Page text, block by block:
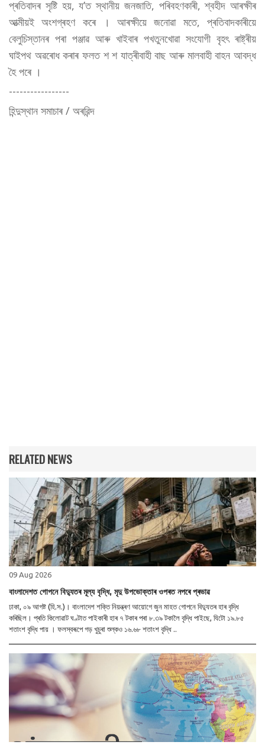
প্ৰতিবাদৰ সৃষ্টি হয়, য’ত স্থানীয় জনজাতি, পৰিবহণকাৰী, শ্বহীদ আৰক্ষীৰ
আত্মীয়ই অংশগ্ৰহণ কৰে । আৰক্ষীয়ে জনোৱা মতে, প্ৰতিবাদকাৰীয়ে
বেলুচিস্তানৰ পৰা পঞ্জাৱ আৰু খাইবাৰ পখতুনখোৱা সংযোগী বৃহৎ ৰাষ্ট্ৰীয়
ঘাইপথ অৱৰোধ কৰাৰ ফলত শ শ যাত্ৰীবাহী বাছ আৰু মালবাহী বাহন আবদ্ধ
হৈ পৰে ।
-----------------
হিন্দুস্থান সমাচাৰ / অৰৱিন্দ
RELATED NEWS
09 Aug 2026
বাংলাদেশত গোপনে বিদ্যুতৰ মূল্য বৃদ্ধি, মৃদু উপভোক্তাৰ ওপৰত নপৰে প্ৰভাৱ
ঢাকা, ০৯ আগষ্ট (হি.স.)। বাংলাদেশ শক্তি নিয়ন্ত্ৰণ আয়োগে জুন মাহত গোপনে বিদ্যুতৰ হাৰ বৃদ্ধি
কৰিছিল। প্ৰতি কিলোৱাট ঘণ্টাত পাইকাৰী হাৰ ৭ টকাৰ পৰা ৮.৩৯ টকালৈ বৃদ্ধি পাইছে, যিটো ১৯.৮৫
শতাংশ বৃদ্ধি পায় । ফলস্বৰূপে গড় খুচুৰা শুল্কও ১৬.৬৮ শতাংশ বৃদ্ধি ..